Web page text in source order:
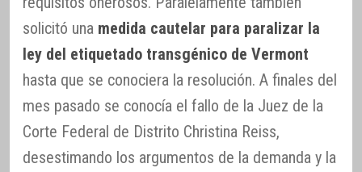
solicitó una medida cautelar para paralizar la
ley del etiquetado transgénico de Vermont
hasta que se conociera la resolución. A finales del
mes pasado se conocía el fallo de la Juez de la
Corte Federal de Distrito Christina Reiss,
desestimando los argumentos de la demanda y la